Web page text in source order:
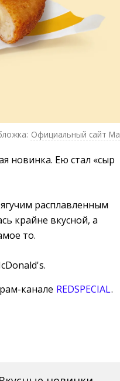
Официальный сайт
новинка. Ею стал «сыр
расплавленным
крайне вкусной, а
то.
канале REDSPECIAL.